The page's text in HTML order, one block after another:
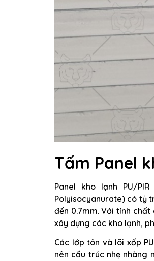
Tấm Panel
Panel kho lạnh PU/
Polyisocyanurate) có tỷ
đến 0.7mm. Với tính
xây dựng các kho lạnh,
Các lớp tôn và lõi xốp
nên cấu trúc nhẹ nhàng